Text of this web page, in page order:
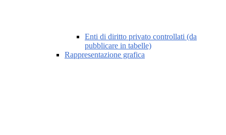
Enti di diritto privato controllati (da
pubblicare in tabelle)
Rappresentazione grafica